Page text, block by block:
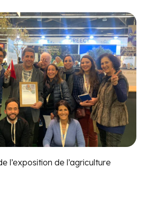
l’exposition de l’agriculture